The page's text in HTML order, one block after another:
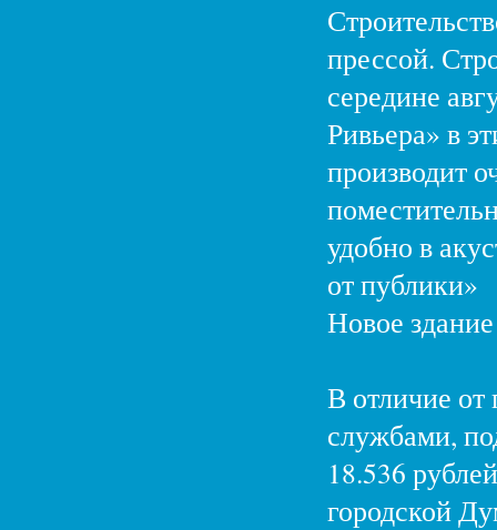
прессой.
середине
Ривьера» в
производит
удобно в
от публики»
Новое
В отличие
службами,
18.536
городской